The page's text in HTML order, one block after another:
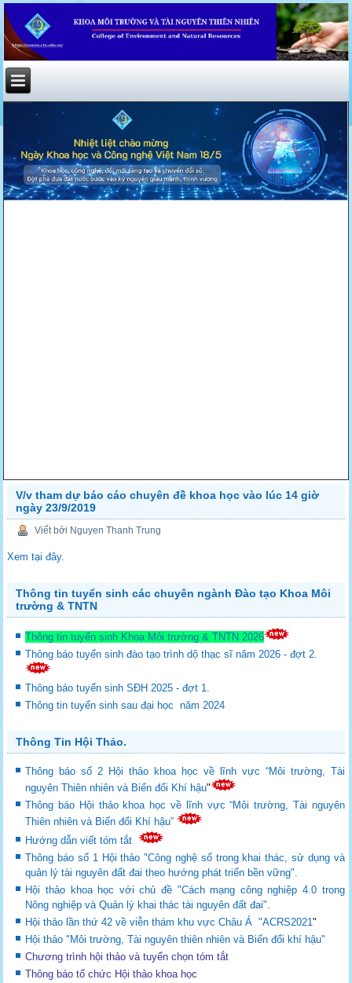
V/v tham dự báo cáo chuyên đề khoa học vào lúc 14 giờ
ngày 23/9/2019
Viết bởi Nguyen Thanh Trung
Xem tại đây.
Thông tin tuyển sinh các chuyên ngành Đào tạo Khoa Môi
trường & TNTN
Thông tin tuyển sinh Khoa Môi trường & TNTN 2026
Thông báo tuyển sinh đào tạo trình dộ thạc sĩ năm 2026 - đợt 2.
Thông báo tuyển sinh SĐH 2025 - đợt 1.
Thông tin tuyển sinh sau đại học năm 2024
Thông Tin Hội Thảo.
Thông báo số 2 Hội thảo khoa học về lĩnh vực “Môi trường, Tài
nguyên Thiên nhiên và Biến đổi Khí hậu"
Thông báo Hội thảo khoa học về lĩnh vực “Môi trường, Tài nguyên
Thiên nhiên và Biến đổi Khí hậu”
Hướng dẫn viết tóm tắt
Thông báo số 1 Hội thảo "Công nghệ số trong khai thác, sử dụng và
quản lý tài nguyên đất đai theo hướng phát triển bền vững".
Hội thảo khoa học với chủ đề "Cách mạng công nghiệp 4.0 trong
Nông nghiệp và Quản lý khai thác tài nguyên đất đai".
Hội thảo lần thứ 42 về viễn thám khu vực Châu Á "ACRS2021"
Hội thảo "Môi trường, Tài nguyên thiên nhiên và Biến đổi khí hậu"
Chương trình hội thảo và tuyển chọn tóm tắt
Thông báo tổ chức Hội thảo khoa học